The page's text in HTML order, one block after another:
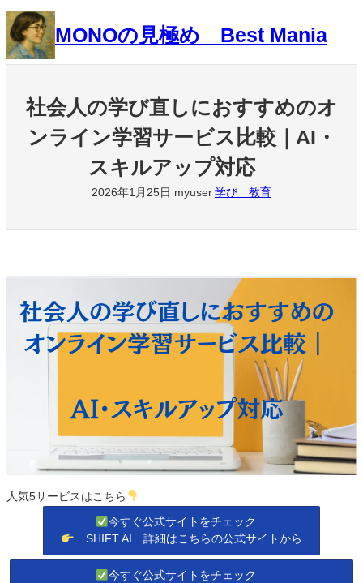
内
容
を
MONOの見極め Best Mania
社会人の学び直しにおすすめのオ
ンライン学習サービス比較｜AI・
スキルアップ対応
2026年1月25日 myuser 学び 教育
人気5サービスはこちら
今すぐ公式サイトをチェック
SHIFT AI 詳細はこちらの公式サイトから
今すぐ公式サイトをチェック